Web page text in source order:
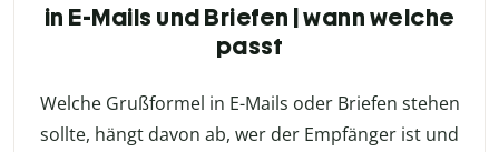
in E-Mails und Briefen | wann welche
passt
Welche Grußformel in E-Mails oder Briefen stehen
sollte, hängt davon ab, wer der Empfänger ist und